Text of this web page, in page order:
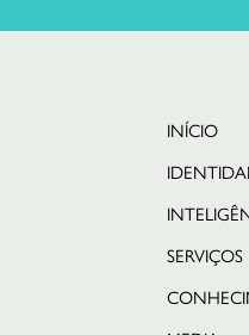
INÍCIO
SERVIÇOS